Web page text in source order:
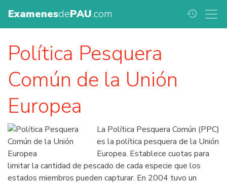
ExamenesdePAU.com history
Política Pesquera
Común de la Unión
Europea
La Política Pesquera Común (PPC)
es la política pesquera de la Unión
Europea. Establece cuotas para
limitar la cantidad de pescado de cada especie que los
estados miembros pueden capturar. En 2004 tuvo un